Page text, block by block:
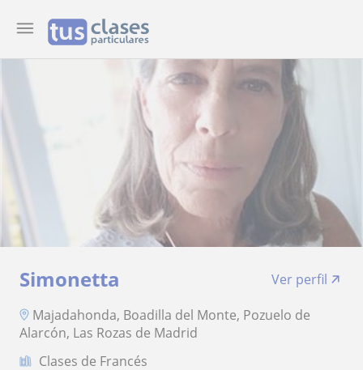
Simonetta
Ver perfil
Majadahonda, Boadilla del Monte, Pozuelo de
Alarcón, Las Rozas de Madrid
Clases de Francés